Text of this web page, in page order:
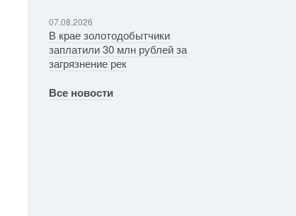
07.08.2026
В крае золотодобытчики
заплатили 30 млн рублей за
загрязнение рек
Все новости